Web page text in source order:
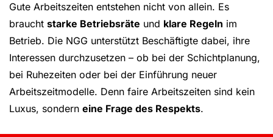
Gute Arbeitszeiten entstehen nicht von allein. Es
braucht starke Betriebsräte und klare Regeln im
Betrieb. Die NGG unterstützt Beschäftigte dabei, ihre
Interessen durchzusetzen – ob bei der Schichtplanung,
bei Ruhezeiten oder bei der Einführung neuer
Arbeitszeitmodelle. Denn faire Arbeitszeiten sind kein
Luxus, sondern eine Frage des Respekts.